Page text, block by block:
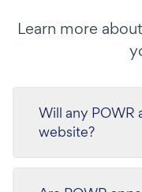
Learn more
Will any POWR
website?